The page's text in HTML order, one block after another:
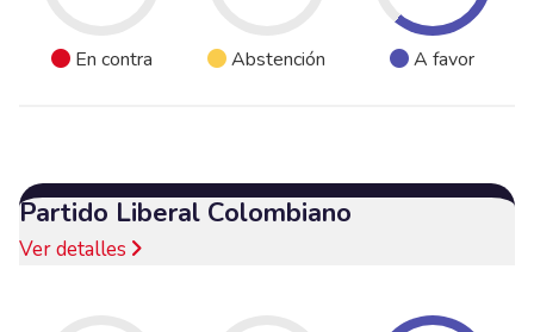
En contra Abstención A favor
Partido Liberal Colombiano
Ver detalles